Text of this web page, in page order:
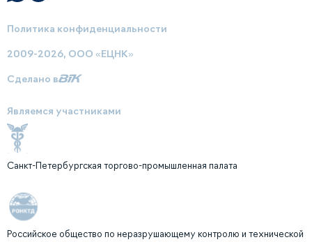
Политика конфиденциальности
2009-2026, ООО «ЕЦНК»
Сделано в
Являемся участниками
Санкт-Петербургская торгово-промышленная палата
Российское общество по неразрушающему контролю и технической